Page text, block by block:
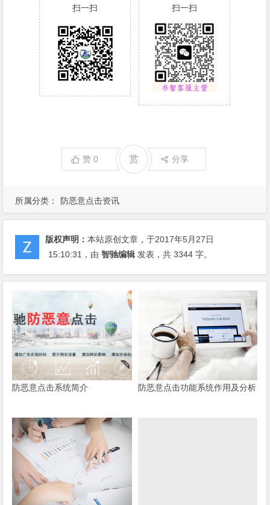
所属分类： 防恶意点击资讯
扫一扫
扫一扫
赞0 赏 分享
版权声明：本站原创文章，于2017年5月27日
15:10:31 ，由智驰编辑 发表，共 3344 字。
防恶意点击系统简介 防恶意点击功能系统作用及分析